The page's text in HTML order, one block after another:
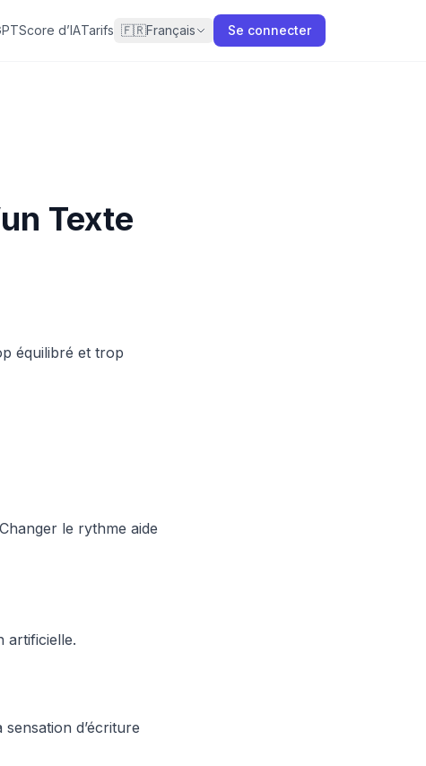
Score d’IATarifs 🇫🇷Français Se connecter
Texte
équilibré et trop
le rythme aide
artificielle.
d’écriture